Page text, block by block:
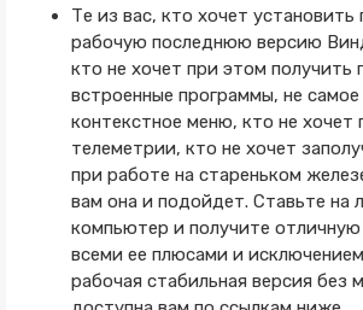
Те из вас, кто хочет
рабочую последнюю версию
кто не хочет при этом получить
встроенные программы, не
контекстное меню, кто не хочет
телеметрии, кто не хочет
при работе на стареньком
вам она и подойдет. Ставьте на
компьютер и получите отличную
всеми ее плюсами и
рабочая стабильная версия без